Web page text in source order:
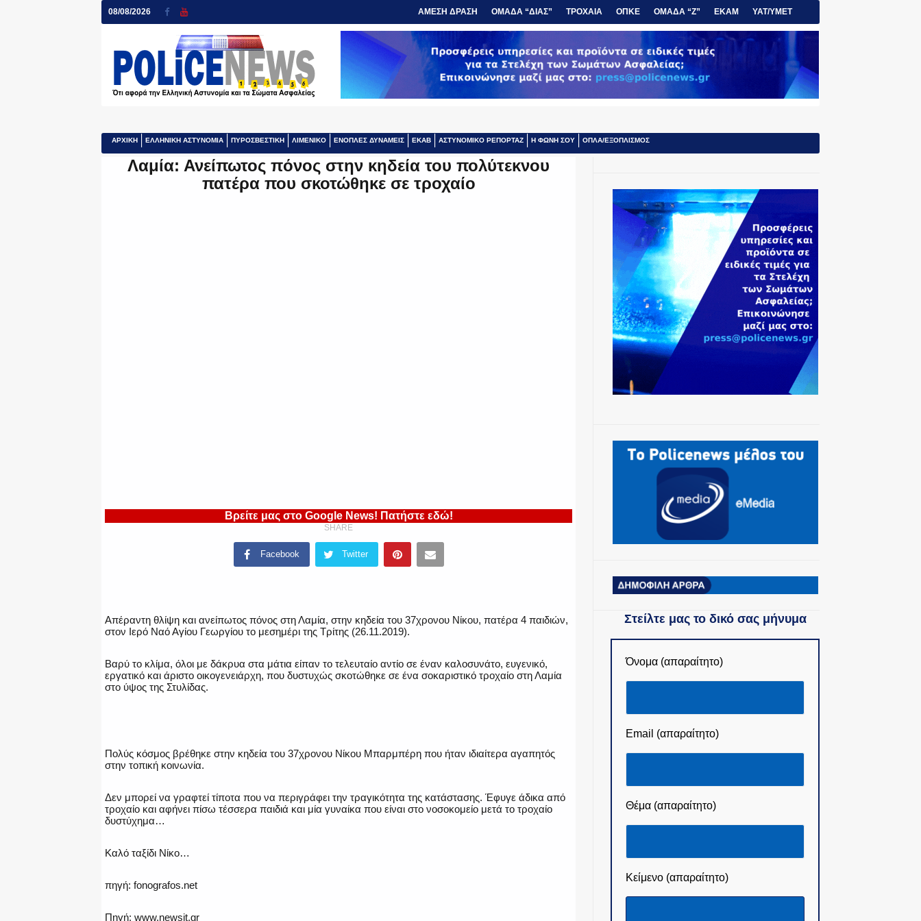
08/08/2026 ΑΜΕΣΗ ΔΡΑΣΗ ΟΜΑΔΑ “ΔΙΑΣ” ΤΡΟΧΑΙΑ ΟΠΚΕ ΟΜΑΔΑ “Ζ” ΕΚΑΜ ΥΑΤ/ΥΜΕΤ
ΑΡΧΙΚΗ ΕΛΛΗΝΙΚΗ ΑΣΤΥΝΟΜΙΑ ΠΥΡΟΣΒΕΣΤΙΚΗ ΛΙΜΕΝΙΚΟ ΕΝΟΠΛΕΣ ΔΥΝΑΜΕΙΣ ΕΚΑΒ ΑΣΤΥΝΟΜΙΚΟ ΡΕΠΟΡΤΑΖ Η ΦΩΝΗ ΣΟΥ ΟΠΛΑ/ΕΞΟΠΛΙΣΜΟΣ
Λαμία: Ανείπωτος πόνος στην κηδεία του πολύτεκνου
πατέρα που σκοτώθηκε σε τροχαίο
Βρείτε μας στο Google News! Πατήστε εδώ!
SHARE
Facebook Twitter
Απέραντη θλίψη και ανείπωτος πόνος στη Λαμία, στην κηδεία του 37χρονου Νίκου, πατέρα 4 παιδιών,
στον Ιερό Ναό Αγίου Γεωργίου το μεσημέρι της Τρίτης (26.11.2019).
Βαρύ το κλίμα, όλοι με δάκρυα στα μάτια είπαν το τελευταίο αντίο σε έναν καλοσυνάτο, ευγενικό,
εργατικό και άριστο οικογενειάρχη, που δυστυχώς σκοτώθηκε σε ένα σοκαριστικό τροχαίο στη Λαμία
στο ύψος της Στυλίδας.
Πολύς κόσμος βρέθηκε στην κηδεία του 37χρονου Νίκου Μπαρμπέρη που ήταν ιδιαίτερα αγαπητός
στην τοπική κοινωνία.
Δεν μπορεί να γραφτεί τίποτα που να περιγράφει την τραγικότητα της κατάστασης. Έφυγε άδικα από
τροχαίο και αφήνει πίσω τέσσερα παιδιά και μία γυναίκα που είναι στο νοσοκομείο μετά το τροχαίο
δυστύχημα…
Καλό ταξίδι Νίκο…
πηγή: fonografos.net
Πηγή: www.newsit.gr
Στείλτε μας το δικό σας μήνυμα
Όνομα (απαραίτητο)
Email (απαραίτητο)
Θέμα (απαραίτητο)
Κείμενο (απαραίτητο)